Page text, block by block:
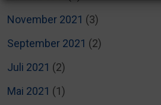
November 2021 (3)
September 2021 (2)
Juli 2021 (2)
Mai 2021 (1)